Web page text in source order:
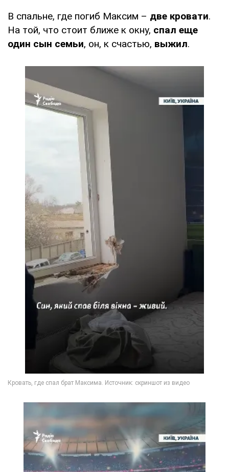
В спальне, где погиб Максим – две кровати.
На той, что стоит ближе к окну, спал еще
один сын семьи, он, к счастью, выжил.